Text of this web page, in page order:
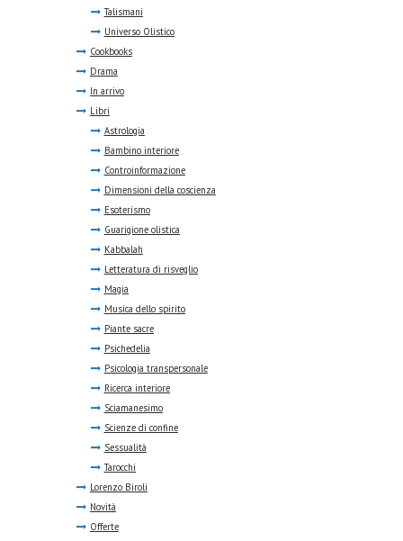
Talismani
Universo Olistico
Cookbooks
Drama
In arrivo
Libri
Astrologia
Bambino interiore
Controinformazione
Dimensioni della coscienza
Esoterismo
Guarigione olistica
Kabbalah
Letteratura di risveglio
Magia
Musica dello spirito
Piante sacre
Psichedelia
Psicologia transpersonale
Ricerca interiore
Sciamanesimo
Scienze di confine
Sessualità
Tarocchi
Lorenzo Biroli
Novità
Offerte